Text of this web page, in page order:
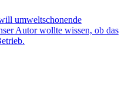
umweltschonende
Autor wollte wissen, ob das